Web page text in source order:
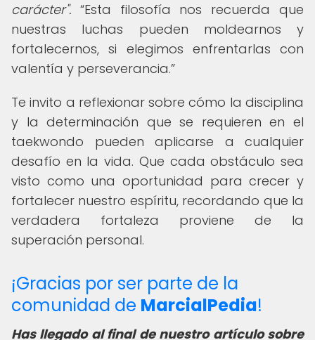
carácter".
Esta filosofía nos recuerda que
nuestras luchas pueden moldearnos y
fortalecernos, si elegimos enfrentarlas con
valentía y perseverancia.
Te invito a reflexionar sobre cómo la disciplina
y la determinación que se requieren en el
taekwondo pueden aplicarse a cualquier
desafío en la vida. Que cada obstáculo sea
visto como una oportunidad para crecer y
fortalecer nuestro espíritu, recordando que la
verdadera fortaleza proviene de la
superación personal.
¡Gracias por ser parte de la
comunidad de MarcialPedia!
Has llegado al final de nuestro artículo sobre